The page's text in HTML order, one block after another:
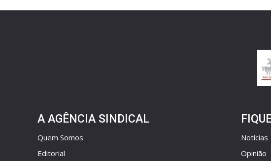
A AGÊNCIA SINDICAL
Quem Somos
Editorial
Notícias
Opinião